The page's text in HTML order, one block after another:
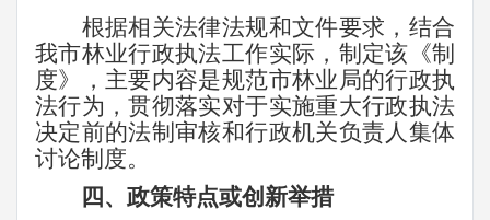
根据相关法律法规和文件要求，结合
我市林业行政执法工作实际，制定该《制
度》，主要内容是规范市林业局的行政执
法行为，贯彻落实对于实施重大行政执法
决定前的法制审核和行政机关负责人集体
讨论制度。
四、政策特点或创新举措